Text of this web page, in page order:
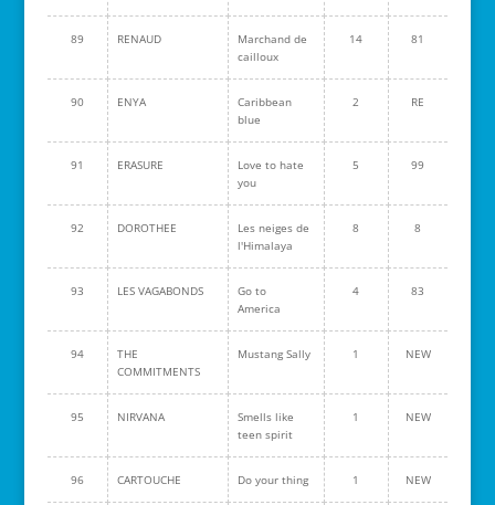
89 RENAUD
Marchand de
cailloux
14 81
90 ENYA
Caribbean
blue
2 RE
91 ERASURE
Love to hate
you
5 99
92 DOROTHEE
Les neiges de
l'Himalaya
8 8
93 LES VAGABONDS
Go to
America
4 83
94
THE
COMMITMENTS
Mustang Sally 1 NEW
95 NIRVANA
Smells like
teen spirit
1 NEW
96 CARTOUCHE Do your thing 1 NEW